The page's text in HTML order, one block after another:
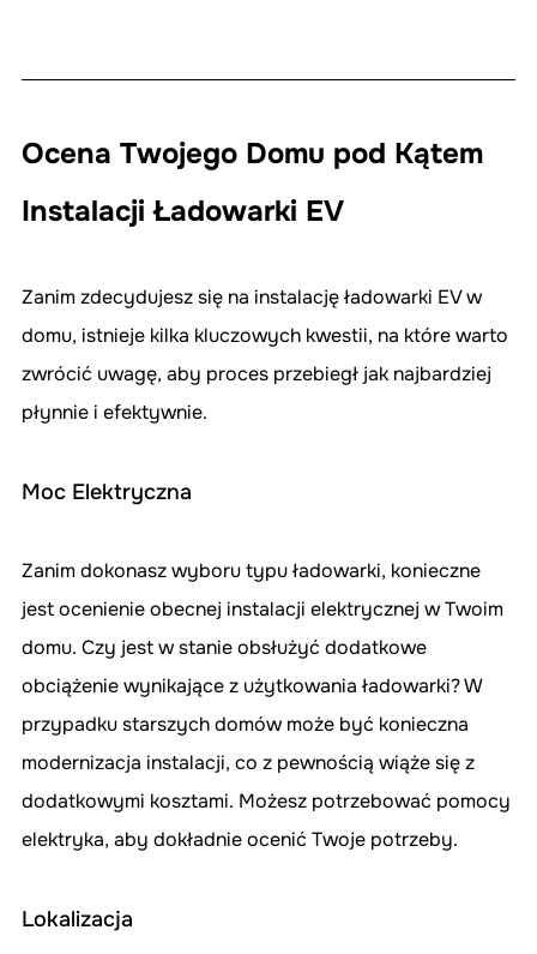
Ocena Twojego Domu pod Kątem
Instalacji Ładowarki EV
Zanim zdecydujesz się na instalację ładowarki EV w
domu, istnieje kilka kluczowych kwestii, na które warto
zwrócić uwagę, aby proces przebiegł jak najbardziej
płynnie i efektywnie.
Moc Elektryczna
Zanim dokonasz wyboru typu ładowarki, konieczne
jest ocenienie obecnej instalacji elektrycznej w Twoim
domu. Czy jest w stanie obsłużyć dodatkowe
obciążenie wynikające z użytkowania ładowarki? W
przypadku starszych domów może być konieczna
modernizacja instalacji, co z pewnością wiąże się z
dodatkowymi kosztami. Możesz potrzebować pomocy
elektryka, aby dokładnie ocenić Twoje potrzeby.
Lokalizacja